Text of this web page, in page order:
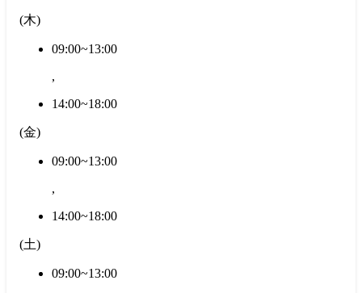
(木)
09:00~13:00
,
14:00~18:00
(金)
09:00~13:00
,
14:00~18:00
(土)
09:00~13:00